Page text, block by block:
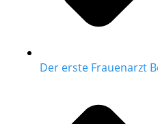
Der erste Frauenarzt